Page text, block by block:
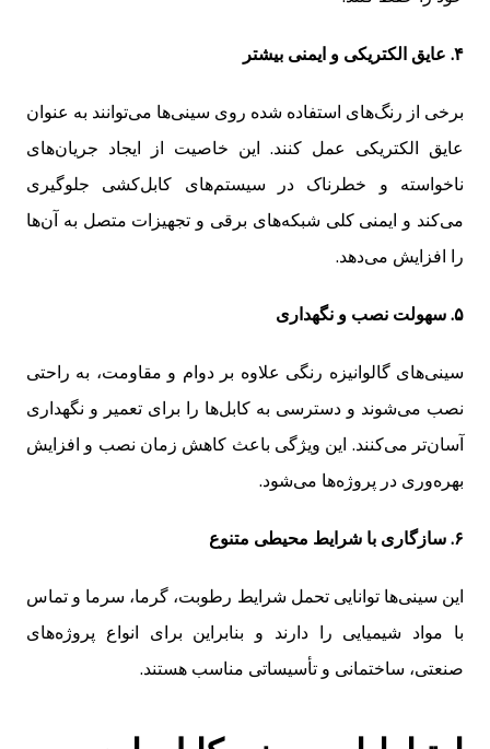
۴. عایق الکتریکی و ایمنی بیشتر
برخی از رنگ‌های استفاده شده روی سینی‌ها می‌توانند به عنوان
عایق الکتریکی عمل کنند. این خاصیت از ایجاد جریان‌های
ناخواسته و خطرناک در سیستم‌های کابل‌کشی جلوگیری
می‌کند و ایمنی کلی شبکه‌های برقی و تجهیزات متصل به آن‌ها
را افزایش می‌دهد.
۵. سهولت نصب و نگهداری
سینی‌های گالوانیزه رنگی علاوه بر دوام و مقاومت، به راحتی
نصب می‌شوند و دسترسی به کابل‌ها را برای تعمیر و نگهداری
آسان‌تر می‌کنند. این ویژگی باعث کاهش زمان نصب و افزایش
بهره‌وری در پروژه‌ها می‌شود.
۶. سازگاری با شرایط محیطی متنوع
این سینی‌ها توانایی تحمل شرایط رطوبت، گرما، سرما و تماس
با مواد شیمیایی را دارند و بنابراین برای انواع پروژه‌های
صنعتی، ساختمانی و تأسیساتی مناسب هستند.